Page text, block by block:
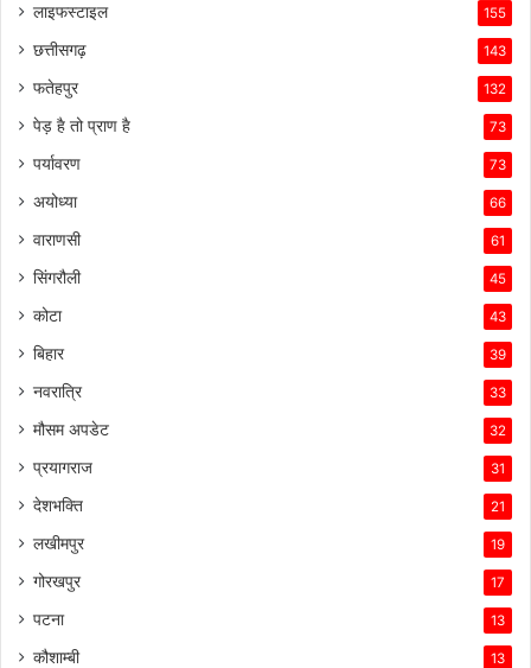
लाइफस्टाइल 155
छत्तीसगढ़ 143
फतेहपुर 132
पेड़ है तो प्राण है 73
पर्यावरण 73
अयोध्या 66
वाराणसी 61
सिंगरौली 45
कोटा 43
बिहार 39
नवरात्रि 33
मौसम अपडेट 32
प्रयागराज 31
देशभक्ति 21
लखीमपुर 19
गोरखपुर 17
पटना 13
कौशाम्बी 13